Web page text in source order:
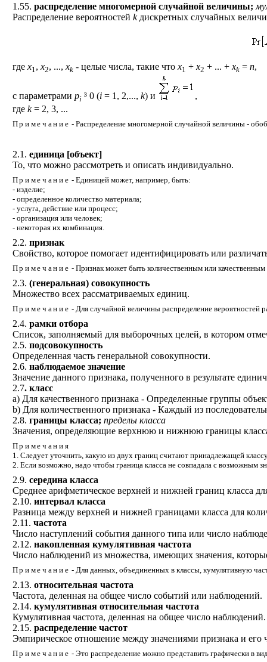
1.55. распределение многомерной случайной величины;
Распределение вероятностей kдискретных случайных
где x1 , x2, ..., xk- целые числа, такие что x1 + x2 + ... + xk= n,
с параметрами pi ³0 (i= 1, 2,..., k) и
,
где k= 2, 3, ...
Примечание - Распределение многомерной случайной величины -
2.1. единица [объект]
То, что можно рассмотреть и описать индивидуально.
Примечание - Единицей может, например, быть:
- изделие;
- определенное количество материала;
- услуга, действие или процесс;
- организация или человек;
- некоторая их комбинация.
2.2. признак
Свойство, которое помогает идентифицировать или
Примечание - Признак может быть количественным или
2.3. (генеральная) совокупность
Множество всех рассматриваемых единиц.
Примечание - Для случайной величины распределение вероятностей
2.4. рамки отбора
Список, заполняемый для выборочных целей, в котором
2.5. подсовокупность
Определенная часть генеральной совокупности.
2.6. наблюдаемое значение
Значение данного признака, полученного в результате
2.7. класс
а) Для качественного признака - Определенные группы
b) Для количественного признака - Каждый из
2.8. границы класса; пределы класса
Значения, определяющие верхнюю и нижнюю границы
Примечания
1. Следует уточнить, какую из двух границ считают принадлежащей
2. Если возможно, надо чтобы граница класса не совпадала с возможным
2.9. середина класса
Среднее арифметическое верхней и нижней границ класса
2.10. интервал класса
Разница между верхней и нижней границами класса для
2.11. частота
Число наступлений события данного типа или число
2.12. накопленная кумулятивная частота
Число наблюдений из множества, имеющих значения,
Примечание - Для данных, объединенных в классы, кумулятивную
2.13. относительная частота
Частота, деленная на общее число событий или наблюдений.
2.14. кумулятивная относительная частота
Кумулятивная частота, деленная на общее число наблюдений.
2.15. распределение частот
Эмпирическое отношение между значениями признака и его
Примечание - Это распределение можно представить графически в